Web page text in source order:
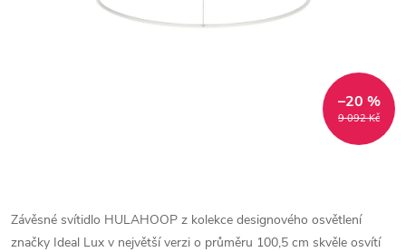
9 092 Kč
–20 %
Závěsné svítidlo HULAHOOP z kolekce designového osvětlení
značky Ideal Lux v největší verzi o průměru 100,5 cm skvěle osvítí